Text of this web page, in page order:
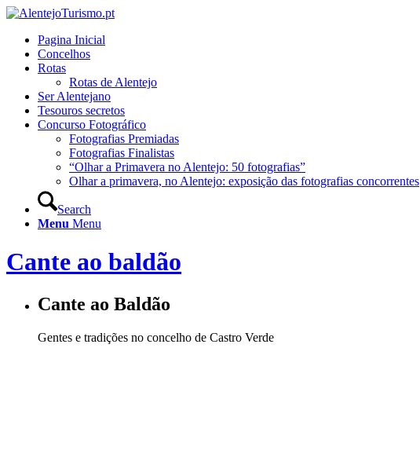
Pagina Inicial
Concelhos
Rotas
Rotas de Alentejo
Ser Alentejano
Tesouros secretos
Concurso Fotográfico
Fotografias Premiadas
Fotografias Finalistas
“Olhar a Primavera no Alentejo: 50 fotografias”
Olhar a primavera, no Alentejo: exposição das fotografias concorrentes
Search
Menu Menu
Cante ao baldão
Cante ao Baldão
Gentes e tradições no concelho de Castro Verde